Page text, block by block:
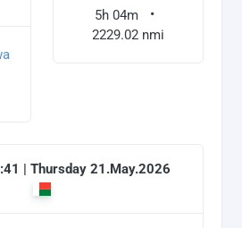
5h 04m
2229.02 nmi
| Thursday 21.May.2026